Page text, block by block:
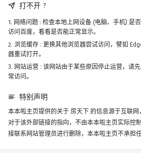
打不开 ?
网络问题 : 检查本地上网设备 (电脑、手机) 是
访问百度，看看是否能正常显示。
浏览缓存 : 更换其他浏览器尝试访问，譬如
器重试打开。
网站运营 : 该网站由于某些原因停止运营，请
常访问。
特别声明
本本啦主页提供的关于房天下的信息源于互联网
对于该外部链接的指向，不由本本啦主页实际控
接联系网站管理员进行删除，本本啦主页不承担